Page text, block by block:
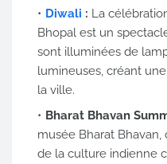
Diwali : La
Bhopal est un
sont illuminées de
lumineuses, créant
la ville.
Bharat Bhavan
musée Bharat
de la culture indienne